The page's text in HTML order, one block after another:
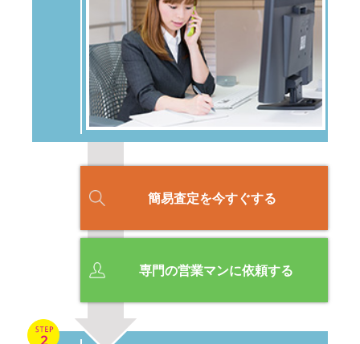
簡易査定を今すぐする
専門の営業マンに依頼する